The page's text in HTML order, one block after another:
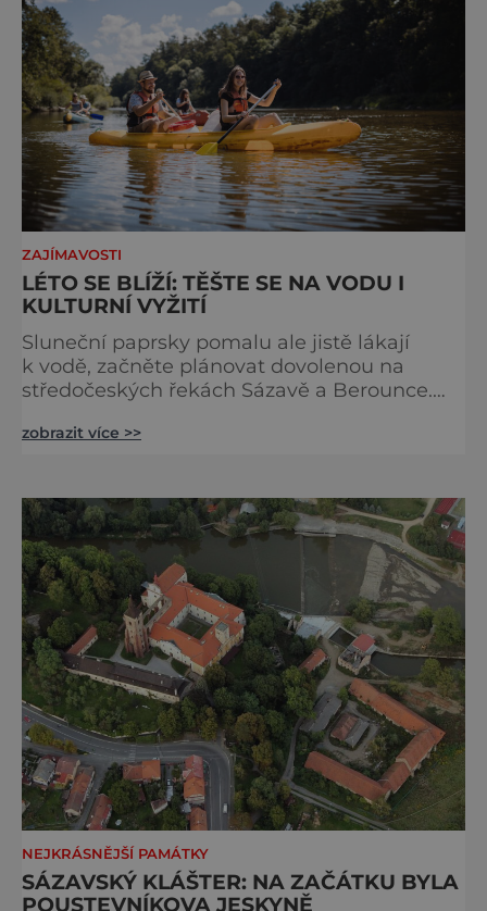
ZAJÍMAVOSTI
LÉTO SE BLÍŽÍ: TĚŠTE SE NA VODU I
KULTURNÍ VYŽITÍ
Sluneční paprsky pomalu ale jistě lákají
k vodě, začněte plánovat dovolenou na
středočeských řekách Sázavě a Berounce.
v okolí a panující pohoda! Loď vás nikdy
a bez kultury? Podívejte se naše tipy. Okolo
řek se odehrával život, proto kolem nich
najdete mís
zobrazit více >>
NEJKRÁSNĚJŠÍ PAMÁTKY
SÁZAVSKÝ KLÁŠTER: NA ZAČÁTKU BYLA
POUSTEVNÍKOVA JESKYNĚ